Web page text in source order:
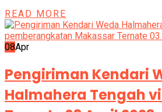
READ MORE
08Apr
Pengiriman Kendari
Halmahera Tengah